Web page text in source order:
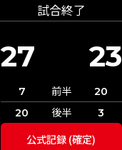
試合終了
27 23
7 前半
20
20
後半 3
公式記録 (確定)